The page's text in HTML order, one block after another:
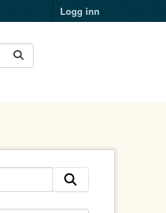
Logg inn